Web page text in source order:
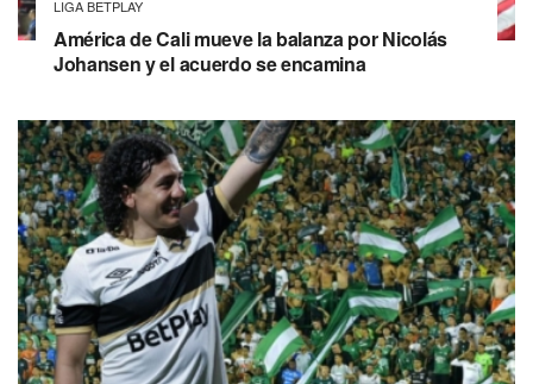
LIGA BETPLAY
América de Cali mueve la balanza por Nicolás
Johansen y el acuerdo se encamina